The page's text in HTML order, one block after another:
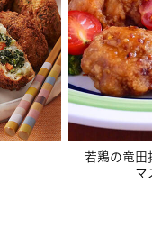
若鶏の竜田
マ